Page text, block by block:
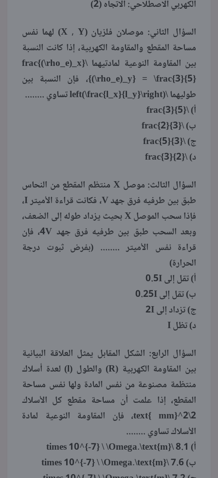
الكهربي الاصطلاحي: الاتجاه (2)
السؤال الثاني: موصلان فلزيان (X , Y) لهما نفس
مساحة المقطع والمقاومة الكهربية، إذا كانت النسبة
بين المقاومة النوعية لمادتيهما \frac{(\rho_e)_x}
{(\rho_e)_y} = \frac{3}{5}، فإن النسبة بين
طوليهما \left(\frac{l_x}{l_y}\right) تساوي ........
أ) \frac{3}{5}
ب) \frac{2}{3}
ج) \frac{5}{3}
د) \frac{3}{2}
السؤال الثالث: موصل X منتظم المقطع من النحاس
طبق بين طرفيه فرق جهد V، فكانت قراءة الأميتر I،
فإذا سحب الموصل X بحيث يزداد طوله إلى الضعف،
وبعد السحب طبق بين طرفيه فرق جهد 4V، فإن
قراءة نفس الأميتر ........ (بفرض ثبوت درجة
الحرارة)
أ) تقل إلى 0.5I
ب) تقل إلى 0.25I
ج) تزداد إلى 2I
د) تظل I
السؤال الرابع: الشكل المقابل يمثل العلاقة البيانية
بين المقاومة الكهربية (R) والطول (l) لعدة أسلاك
منتظمة مصنوعة من نفس المادة ولها نفس مساحة
المقطع، إذا علمت أن مساحة مقطع كل الأسلاك
2\text{ mm}^2، فإن المقاومة النوعية لمادة
الأسلاك تساوي ........
أ) 8.1 \times 10^{-7} \ \Omega.\text{m}
ب) 7.6 \times 10^{-7} \ \Omega.\text{m}